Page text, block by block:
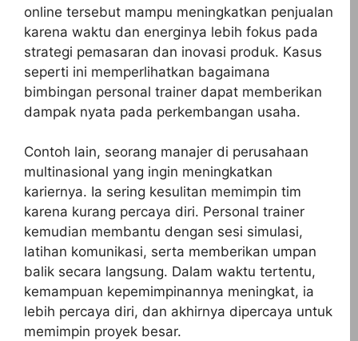
online tersebut mampu meningkatkan penjualan
karena waktu dan energinya lebih fokus pada
strategi pemasaran dan inovasi produk. Kasus
seperti ini memperlihatkan bagaimana
bimbingan personal trainer dapat memberikan
dampak nyata pada perkembangan usaha.
Contoh lain, seorang manajer di perusahaan
multinasional yang ingin meningkatkan
kariernya. Ia sering kesulitan memimpin tim
karena kurang percaya diri. Personal trainer
kemudian membantu dengan sesi simulasi,
latihan komunikasi, serta memberikan umpan
balik secara langsung. Dalam waktu tertentu,
kemampuan kepemimpinannya meningkat, ia
lebih percaya diri, dan akhirnya dipercaya untuk
memimpin proyek besar.